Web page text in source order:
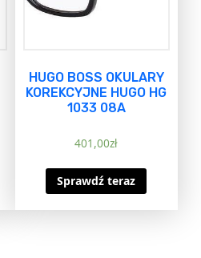
HUGO BOSS OKULARY
KOREKCYJNE HUGO HG
1033 08A
401,00zł
Sprawdź teraz